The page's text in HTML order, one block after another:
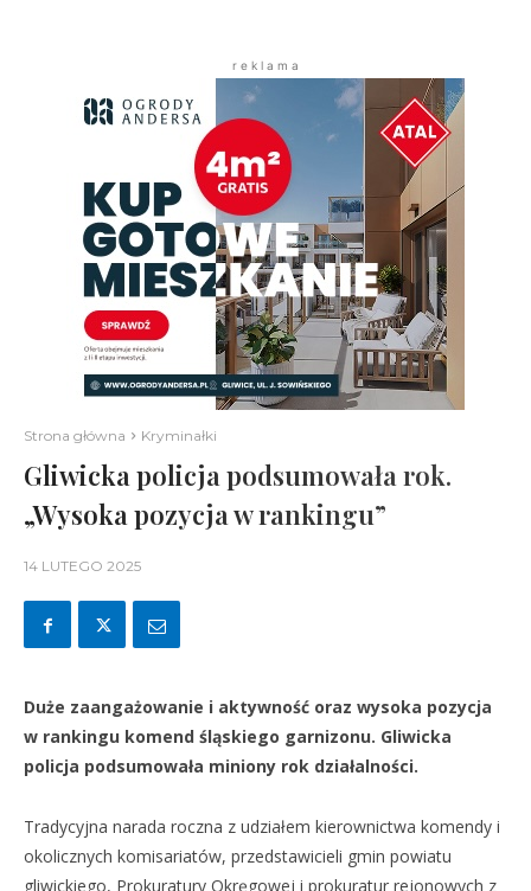
r e k l a m a
Strona główna Kryminałki
Gliwicka policja podsumowała rok.
„Wysoka pozycja w rankingu”
14 LUTEGO 2025
Duże zaangażowanie i aktywność oraz wysoka pozycja
w rankingu komend śląskiego garnizonu. Gliwicka
policja podsumowała miniony rok działalności.
Tradycyjna narada roczna z udziałem kierownictwa komendy i
okolicznych komisariatów, przedstawicieli gmin powiatu
gliwickiego, Prokuratury Okręgowej i prokuratur rejonowych z